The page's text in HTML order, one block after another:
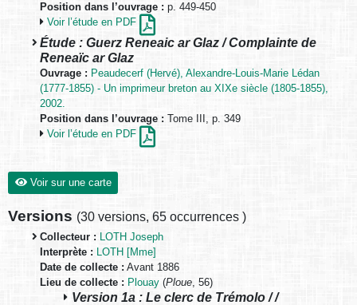
Position dans l’ouvrage : p. 449-450
Voir l’étude en PDF
Étude : Guerz Reneaic ar Glaz / Complainte de
Reneaïc ar Glaz
Ouvrage : Peaudecerf (Hervé), Alexandre-Louis-Marie Lédan
(1777-1855) - Un imprimeur breton au XIXe siècle (1805-1855),
2002.
Position dans l’ouvrage : Tome III, p. 349
Voir l’étude en PDF
Voir sur une carte
Versions (30 versions, 65 occurrences )
Collecteur : LOTH Joseph
Interprète : LOTH [Mme]
Date de collecte : Avant 1886
Lieu de collecte : Plouay (Ploue , 56)
Version 1a : Le clerc de Trémolo / /